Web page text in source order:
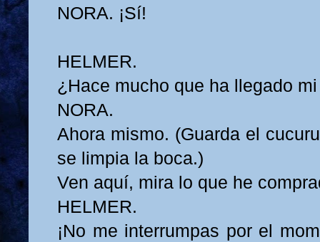
NORA. ¡Sí!
HELMER.
¿Hace mucho que ha llegado
NORA.
Ahora mismo. (Guarda el
se limpia la boca.)
Ven aquí, mira lo que he
HELMER.
¡No me interrumpas por el